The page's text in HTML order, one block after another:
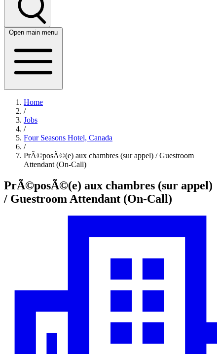
Open main menu
Home
/
Jobs
/
Four Seasons Hotel, Canada
/
PrÃ©posÃ©(e) aux chambres (sur appel) / Guestroom
Attendant (On-Call)
PrÃ©posÃ©(e) aux chambres (sur appel)
/ Guestroom Attendant (On-Call)